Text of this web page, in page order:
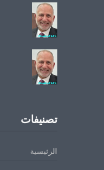
تصنيفات
الرئيسية